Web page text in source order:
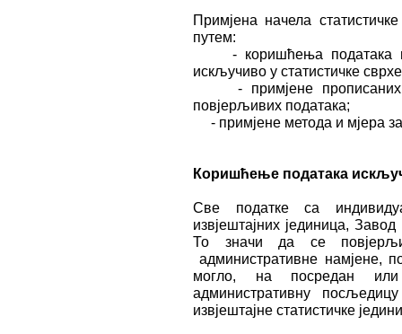
Примјена начела
путем:
- коришћења података
искључиво у статистичке
- примјене прописаних
повјерљивих података;
- примјене метода и мјера
Коришћење података
Све податке са
извјештајних јединица,
То значи да се
административне намјене,
могло, на посредан или
административну
извјештајне статистичке